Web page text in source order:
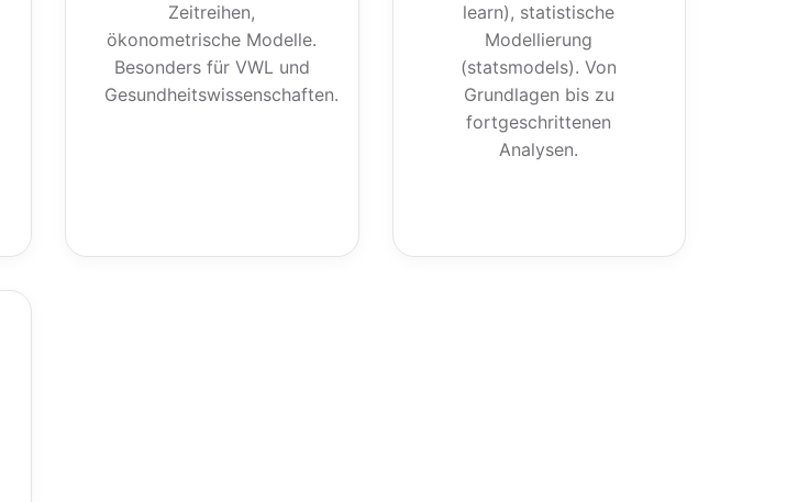
Zeitreihen,
ökonometrische Modelle.
Besonders für VWL und
Gesundheitswissenschaften.
learn), statistische
Modellierung
(statsmodels). Von
Grundlagen bis zu
fortgeschrittenen
Analysen.